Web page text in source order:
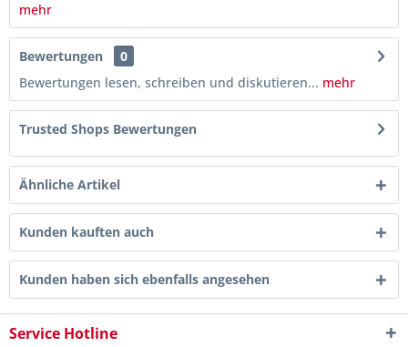
mehr
Bewertungen
0
Bewertungen lesen, schreiben und diskutieren... mehr
Trusted Shops Bewertungen
Ähnliche Artikel
Kunden kauften auch
Kunden haben sich ebenfalls angesehen
Service Hotline